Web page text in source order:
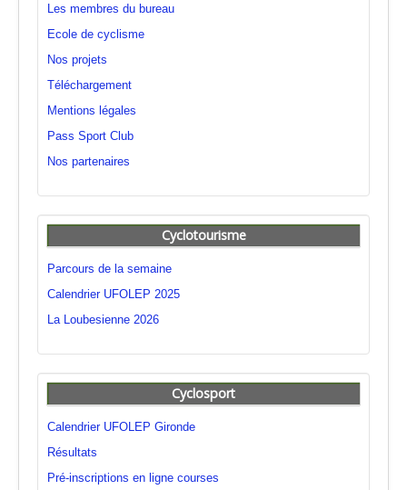
Les membres du bureau
Ecole de cyclisme
Nos projets
Téléchargement
Mentions légales
Pass Sport Club
Nos partenaires
Cyclotourisme
Parcours de la semaine
Calendrier UFOLEP 2025
La Loubesienne 2026
Cyclosport
Calendrier UFOLEP Gironde
Résultats
Pré-inscriptions en ligne courses